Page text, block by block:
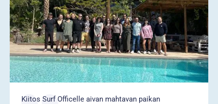
Kiitos Surf Officelle aivan mahtavan paikan